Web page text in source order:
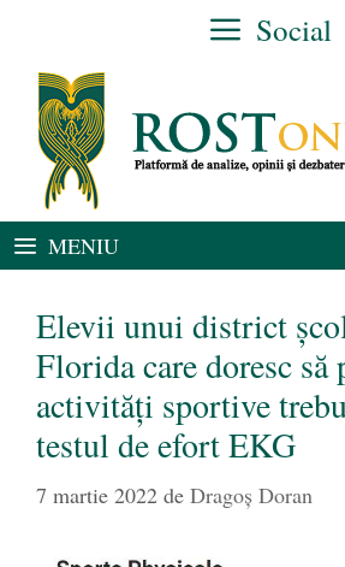
conținut
Social
MENIU
Elevii unui district
Florida care doresc
activități sportive
testul de efort EKG
7 martie 2022 de Dragoș Doran